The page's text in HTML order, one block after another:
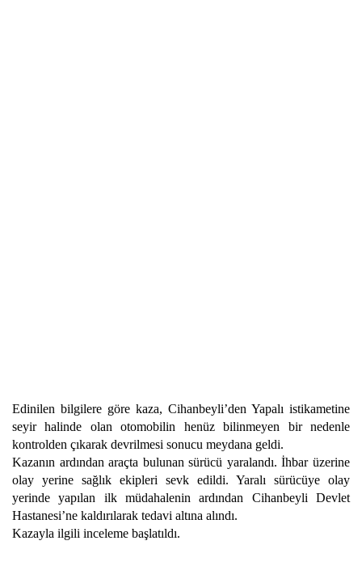
Edinilen bilgilere göre kaza, Cihanbeyli’den Yapalı istikametine
seyir halinde olan otomobilin henüz bilinmeyen bir nedenle
kontrolden çıkarak devrilmesi sonucu meydana geldi.
Kazanın ardından araçta bulunan sürücü yaralandı. İhbar üzerine
olay yerine sağlık ekipleri sevk edildi. Yaralı sürücüye olay
yerinde yapılan ilk müdahalenin ardından Cihanbeyli Devlet
Hastanesi’ne kaldırılarak tedavi altına alındı.
Kazayla ilgili inceleme başlatıldı.